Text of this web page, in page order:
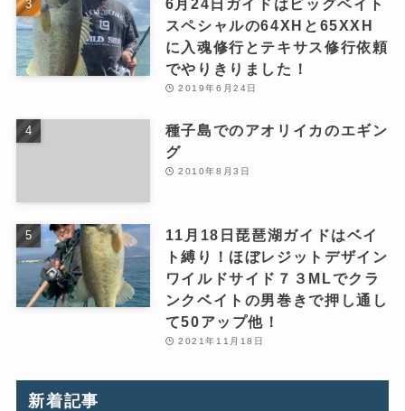
6月24日ガイドはビッグベイト
スペシャルの64XHと65XXH
に入魂修行とテキサス修行依頼
でやりきりました！
2019年6月24日
種子島でのアオリイカのエギン
グ
2010年8月3日
11月18日琵琶湖ガイドはベイ
ト縛り！ほぼレジットデザイン
ワイルドサイド７３MLでクラ
ンクベイトの男巻きで押し通し
て50アップ他！
2021年11月18日
新着記事